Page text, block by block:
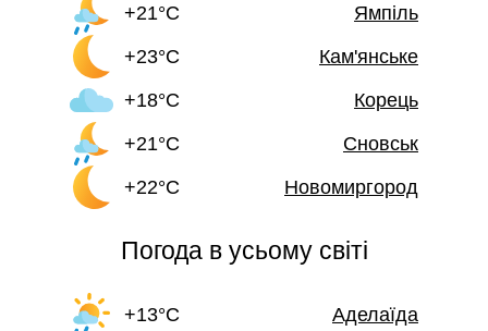
+21°C
Ямпіль
+23°C
Кам'янське
+18°C
Корець
+21°C
Сновськ
+22°C
Новомиргород
Погода в усьому світі
+13°C Аделаїда